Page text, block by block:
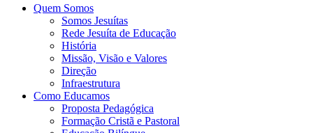
Quem Somos
Somos Jesuítas
Rede Jesuíta de Educação
História
Missão, Visão e Valores
Direção
Infraestrutura
Como Educamos
Proposta Pedagógica
Formação Cristã e Pastoral